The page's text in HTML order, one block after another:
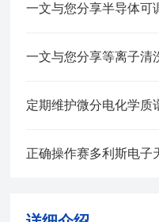
一文与您分享等离子清